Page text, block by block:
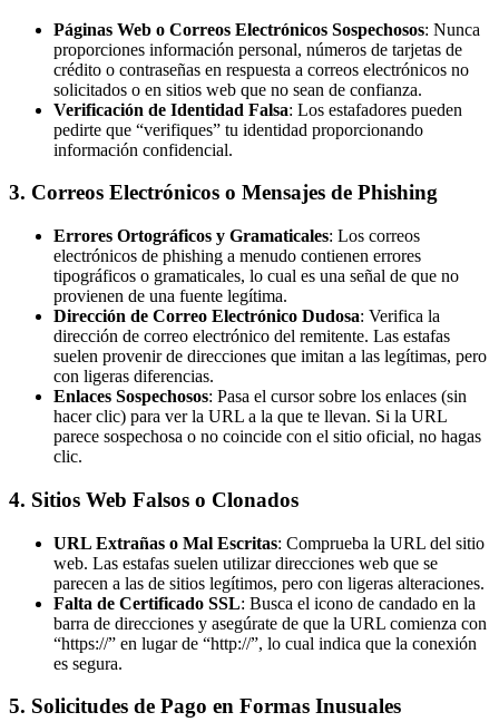
Páginas Web o Correos Electrónicos Sospechosos: Nunca
proporciones información personal, números de tarjetas de
crédito o contraseñas en respuesta a correos electrónicos no
solicitados o en sitios web que no sean de confianza.
Verificación de Identidad Falsa: Los estafadores pueden
pedirte que “verifiques” tu identidad proporcionando
información confidencial.
3. Correos Electrónicos o Mensajes de Phishing
Errores Ortográficos y Gramaticales: Los correos
electrónicos de phishing a menudo contienen errores
tipográficos o gramaticales, lo cual es una señal de que no
provienen de una fuente legítima.
Dirección de Correo Electrónico Dudosa: Verifica la
dirección de correo electrónico del remitente. Las estafas
suelen provenir de direcciones que imitan a las legítimas, pero
con ligeras diferencias.
Enlaces Sospechosos: Pasa el cursor sobre los enlaces (sin
hacer clic) para ver la URL a la que te llevan. Si la URL
parece sospechosa o no coincide con el sitio oficial, no hagas
clic.
4. Sitios Web Falsos o Clonados
URL Extrañas o Mal Escritas: Comprueba la URL del sitio
web. Las estafas suelen utilizar direcciones web que se
parecen a las de sitios legítimos, pero con ligeras alteraciones.
Falta de Certificado SSL: Busca el icono de candado en la
barra de direcciones y asegúrate de que la URL comienza con
“https://” en lugar de “http://”, lo cual indica que la conexión
es segura.
5. Solicitudes de Pago en Formas Inusuales